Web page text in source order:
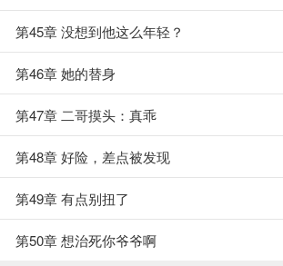
第45章 没想到他这么年轻？
第46章 她的替身
第47章 二哥摸头：真乖
第48章 好险，差点被发现
第49章 有点别扭了
第50章 想治死你爷爷啊